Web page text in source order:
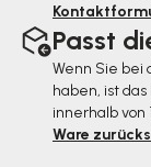
Passt
Wenn Sie bei
haben, ist
innerhalb von
Ware